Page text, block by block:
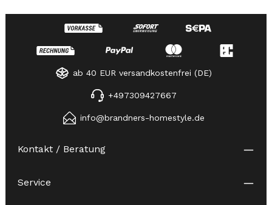
ab 40 EUR versandkostenfrei (DE)
+497309427667
info@brandners-homestyle.de
Kontakt / Beratung
Service